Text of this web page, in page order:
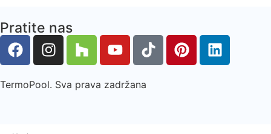
Pratite nas
TermoPool. Sva prava zadržana